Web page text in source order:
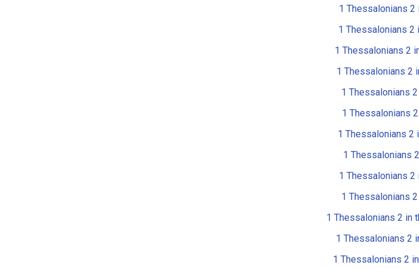
1 Thessalonians 2
1 Thessalonians 2
1 Thessalonians 2
1 Thessalonians 2
1 Thessalonians
1 Thessalonians
1 Thessalonians 2
1 Thessalonians
1 Thessalonians 2
1 Thessalonians
1 Thessalonians 2 in
1 Thessalonians 2
1 Thessalonians 2